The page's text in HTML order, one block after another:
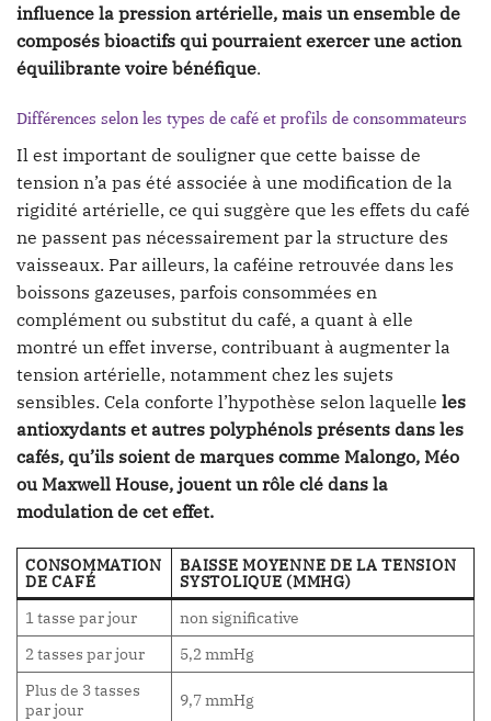
influence la pression artérielle, mais un ensemble de
composés bioactifs qui pourraient exercer une action
équilibrante voire bénéfique.
Différences selon les types de café et profils de consommateurs
Il est important de souligner que cette baisse de
tension n’a pas été associée à une modification de la
rigidité artérielle, ce qui suggère que les effets du café
ne passent pas nécessairement par la structure des
vaisseaux. Par ailleurs, la caféine retrouvée dans les
boissons gazeuses, parfois consommées en
complément ou substitut du café, a quant à elle
montré un effet inverse, contribuant à augmenter la
tension artérielle, notamment chez les sujets
sensibles. Cela conforte l’hypothèse selon laquelle les
antioxydants et autres polyphénols présents dans les
cafés, qu’ils soient de marques comme Malongo, Méo
ou Maxwell House, jouent un rôle clé dans la
modulation de cet effet.
CONSOMMATION
DE CAFÉ
BAISSE MOYENNE DE LA TENSION
SYSTOLIQUE (MMHG)
1 tasse par jour
non significative
2 tasses par jour
5,2 mmHg
Plus de 3 tasses
par jour
9,7 mmHg